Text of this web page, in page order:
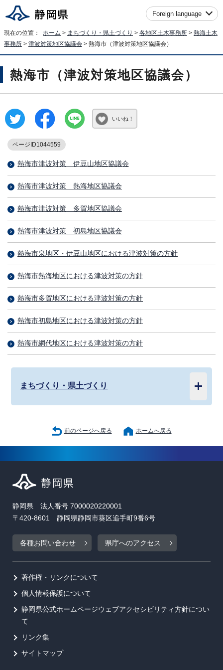
Foreign language
現在の位置： ホーム > まちづくり・県土づくり > 各地区土木事務所 > 熱海土木
事務所 > 津波対策地区協議会 > 熱海市（津波対策地区協議会）
熱海市（津波対策地区協議会）
いいね！
ページID1044559
熱海市津波対策 伊豆山地区協議会
熱海市津波対策 熱海地区協議会
熱海市津波対策 多賀地区協議会
熱海市津波対策 初島地区協議会
熱海市泉地区・伊豆山地区における津波対策の方針
熱海市熱海地区における津波対策の方針
熱海市多賀地区における津波対策の方針
熱海市初島地区における津波対策の方針
熱海市網代地区における津波対策の方針
まちづくり・県土づくり
前のページへ戻る ホームへ戻る
静岡県 法人番号 7000020220001
〒420-8601 静岡県静岡市葵区追手町9番6号
各種お問い合わせ 県庁へのアクセス
著作権・リンクについて
個人情報保護について
静岡県公式ホームページウェブアクセシビリティ方針につい
て
リンク集
サイトマップ